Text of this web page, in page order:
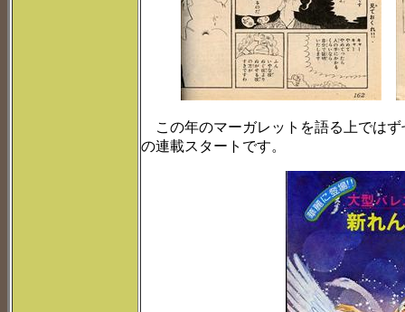
この年のマーガレットを語る上では
の連載スタートです。